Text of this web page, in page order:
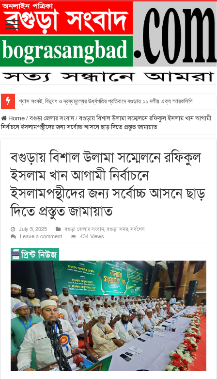
গ্যাস সংকট, বিদ্যুৎ ও দ্রব্যমূল্যের ঊর্ধ্বগতির প্রতিবাদে বগুড়ায় ১১ দলীয় এক্য স্মারকলিপি
Home/বগুড়া জেলার সংবাদ/বগুড়ায় বিশাল উলামা সম্মেলনে রফিকুল ইসলাম খান আগামী
নির্বাচনে ইসলামপন্থীদের জন্য সর্বোচ্চ আসনে ছাড় দিতে প্রস্তুত জামায়াত
বগুড়ায় বিশাল উলামা সম্মেলনে রফিকুল
ইসলাম খান আগামী নির্বাচনে
ইসলামপন্থীদের জন্য সর্বোচ্চ আসনে ছাড়
দিতে প্রস্তুত জামায়াত
July 5, 2025 বগুড়া জেলার সংবাদ,বগুড়া সদর,সর্বশেষ
Leave a comment
434 Views